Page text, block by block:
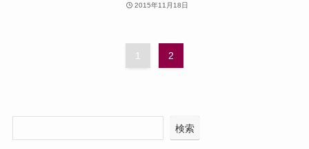
2015年11月18日
1 2
検索